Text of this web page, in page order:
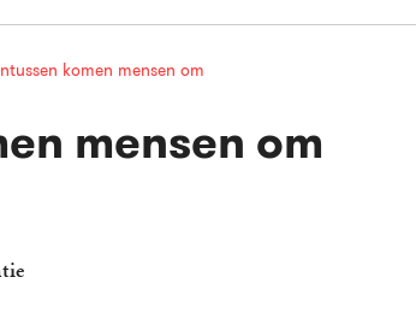
komen mensen om
mensen om